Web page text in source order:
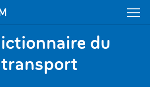
du
transport